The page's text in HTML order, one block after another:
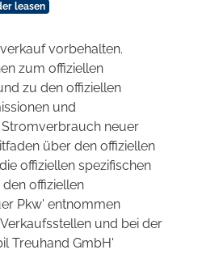
leasen
vorbehalten.
zum offiziellen
zu den offiziellen
und
neuer
über den offiziellen
offiziellen spezifischen
offiziellen
Pkw' entnommen
und bei der
Treuhand GmbH'